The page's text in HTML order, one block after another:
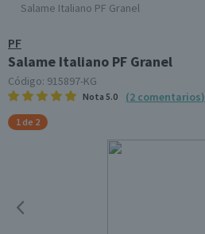
Salame Italiano PF Granel
PF
Salame Italiano PF Granel
Código: 915897-KG
Nota 5.0 (2 comentarios)
1 de 2